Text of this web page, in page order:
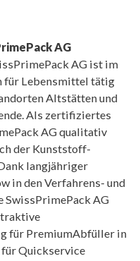
AG
AG ist im
für Lebensmittel tätig
Altstätten und
Als zertifiziertes
AG qualitativ
der Kunststoff-
langjähriger
in den Verfahrens- und
SwissPrimePack AG
für Premium­Abfüller in
Quickservice